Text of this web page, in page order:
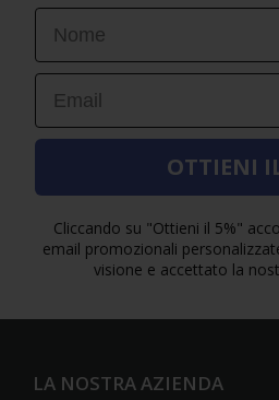
First Name
Email
OTTIENI
Cliccando su "Ottieni il 5%"
email promozionali
visione e accettato la
LA NOSTRA AZIENDA